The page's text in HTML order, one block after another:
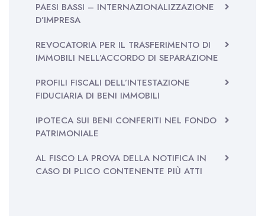
PAESI BASSI – INTERNAZIONALIZZAZIONE
D’IMPRESA
REVOCATORIA PER IL TRASFERIMENTO DI
IMMOBILI NELL’ACCORDO DI SEPARAZIONE
PROFILI FISCALI DELL’INTESTAZIONE
FIDUCIARIA DI BENI IMMOBILI
IPOTECA SUI BENI CONFERITI NEL FONDO
PATRIMONIALE
AL FISCO LA PROVA DELLA NOTIFICA IN
CASO DI PLICO CONTENENTE PIÙ ATTI